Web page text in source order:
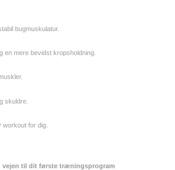
bugmuskulatur.
en mere bevidst kropsholdning.
skuldre.
workout for dig.
vejen til dit første træningsprogram